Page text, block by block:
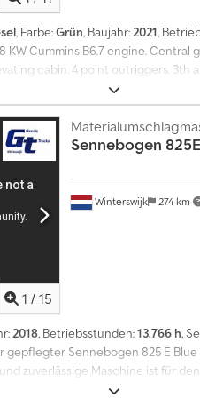
, Farbe:Grün, Baujahr:2021,
KW Cummins B6.7 engine.
cabin. 4 point outriggers. 3th
Stick: circa 7600 mm. K17 Boom.
are applicable to all
the negotiations preceding
Conditions of Heinhuis and you
are export netto prices. =
ja Referenznummer: 91 =
1 / 15
Winterswijk 274 km
Sennebogen 825E
2018, Betriebsstunden:13.766 h,
Sennebogen 825 E
zuverlässige Maschine ist für
konzipiert. Die Maschine